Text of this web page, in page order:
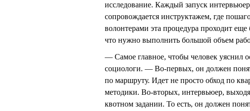
исследование. Каждый запуск
сопровождается инструктажем, где
волонтерами эта процедура проходит
что нужно выполнить большой объем
— Самое главное, чтобы человек
социологи. — Во-первых, он должен
по маршруту. Идет не просто обход по
методики. Во-вторых, интервьюер,
квотном задании. То есть, он должен